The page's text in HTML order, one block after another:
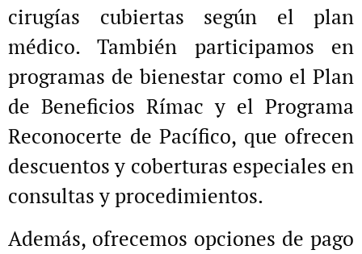
cirugías cubiertas según el plan
médico. También participamos en
programas de bienestar como el Plan
de Beneficios Rímac y el Programa
Reconocerte de Pacífico, que ofrecen
descuentos y coberturas especiales en
consultas y procedimientos.
Además, ofrecemos opciones de pago